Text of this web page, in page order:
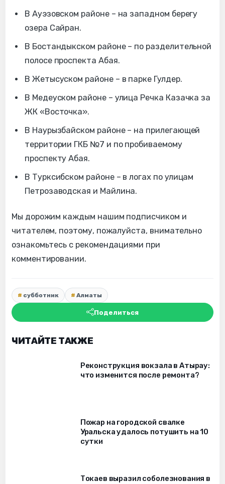
В Ауэзовском районе – на западном берегу
озера Сайран.
В Бостандыкском районе – по разделительной
полосе проспекта Абая.
В Жетысуском районе – в парке Гулдер.
В Медеуском районе – улица Речка Казачка за
ЖК «Восточка».
В Наурызбайском районе – на прилегающей
территории ГКБ №7 и по пробиваемому
проспекту Абая.
В Турксибском районе – в логах по улицам
Петрозаводская и Майлина.
Мы дорожим каждым нашим подписчиком и
читателем, поэтому, пожалуйста, внимательно
ознакомьтесь с рекомендациями при
комментировании.
субботник Алматы
Поделиться
ЧИТАЙТЕ ТАКЖЕ
Реконструкция вокзала в Атырау:
что изменится после ремонта?
Пожар на городской свалке
Уральска удалось потушить на 10
сутки
Токаев выразил соболезнования в